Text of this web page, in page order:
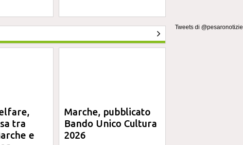
tra
e
Marche, pubblicato
Bando Unico Cultura
2026
Tweets di @pesaronotizie